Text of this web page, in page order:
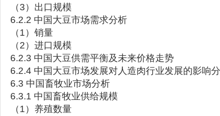
（3）出口规模
6.2.2 中国大豆市场需求分析
（1）销量
（2）进口规模
6.2.3 中国大豆供需平衡及未来价格走势
6.2.4 中国大豆市场发展对人造肉行业发展的影响
6.3 中国畜牧业市场分析
6.3.1 中国畜牧业供给规模
（1）养殖数量